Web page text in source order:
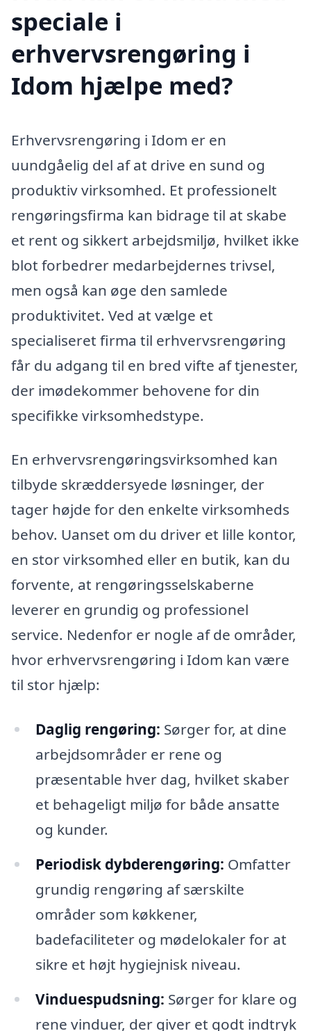
speciale i
erhvervsrengøring i
Idom hjælpe med?
Erhvervsrengøring i Idom er en
uundgåelig del af at drive en sund og
produktiv virksomhed. Et professionelt
rengøringsfirma kan bidrage til at skabe
et rent og sikkert arbejdsmiljø, hvilket ikke
blot forbedrer medarbejdernes trivsel,
men også kan øge den samlede
produktivitet. Ved at vælge et
specialiseret firma til erhvervsrengøring
får du adgang til en bred vifte af tjenester,
der imødekommer behovene for din
specifikke virksomhedstype.
En erhvervsrengøringsvirksomhed kan
tilbyde skræddersyede løsninger, der
tager højde for den enkelte virksomheds
behov. Uanset om du driver et lille kontor,
en stor virksomhed eller en butik, kan du
forvente, at rengøringsselskaberne
leverer en grundig og professionel
service. Nedenfor er nogle af de områder,
hvor erhvervsrengøring i Idom kan være
til stor hjælp:
Daglig rengøring: Sørger for, at dine
arbejdsområder er rene og
præsentable hver dag, hvilket skaber
et behageligt miljø for både ansatte
og kunder.
Periodisk dybderengøring: Omfatter
grundig rengøring af særskilte
områder som køkkener,
badefaciliteter og mødelokaler for at
sikre et højt hygiejnisk niveau.
Vinduespudsning: Sørger for klare og
rene vinduer, der giver et godt indtryk